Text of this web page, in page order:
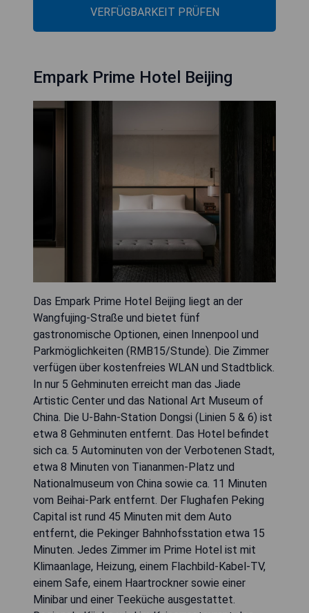
VERFÜGBARKEIT PRÜFEN
Empark Prime Hotel Beijing
Das Empark Prime Hotel Beijing liegt an der
Wangfujing-Straße und bietet fünf
gastronomische Optionen, einen Innenpool und
Parkmöglichkeiten (RMB15/Stunde). Die Zimmer
verfügen über kostenfreies WLAN und Stadtblick.
In nur 5 Gehminuten erreicht man das Jiade
Artistic Center und das National Art Museum of
China. Die U-Bahn-Station Dongsi (Linien 5 & 6) ist
etwa 8 Gehminuten entfernt. Das Hotel befindet
sich ca. 5 Autominuten von der Verbotenen Stadt,
etwa 8 Minuten von Tiananmen-Platz und
Nationalmuseum von China sowie ca. 11 Minuten
vom Beihai-Park entfernt. Der Flughafen Peking
Capital ist rund 45 Minuten mit dem Auto
entfernt, die Pekinger Bahnhofsstation etwa 15
Minuten. Jedes Zimmer im Prime Hotel ist mit
Klimaanlage, Heizung, einem Flachbild-Kabel-TV,
einem Safe, einem Haartrockner sowie einer
Minibar und einer Teeküche ausgestattet.